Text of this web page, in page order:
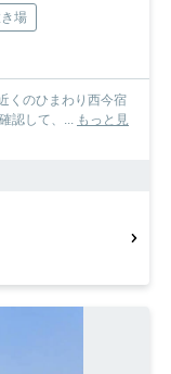
場
くのひまわり西今宿
認して、... もっと見